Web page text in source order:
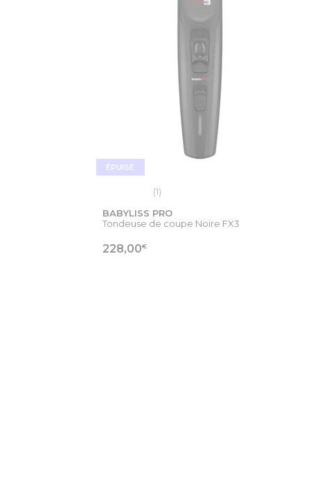
ÉPUISÉ
(1)
BABYLISS PRO
Tondeuse de coupe Noire FX3
228,00€